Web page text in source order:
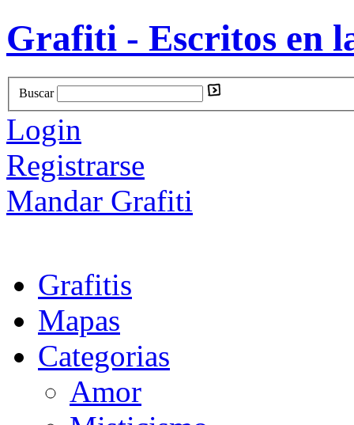
Grafiti - Escritos en
Buscar
Login
Registrarse
Mandar Grafiti
Grafitis
Mapas
Categorias
Amor